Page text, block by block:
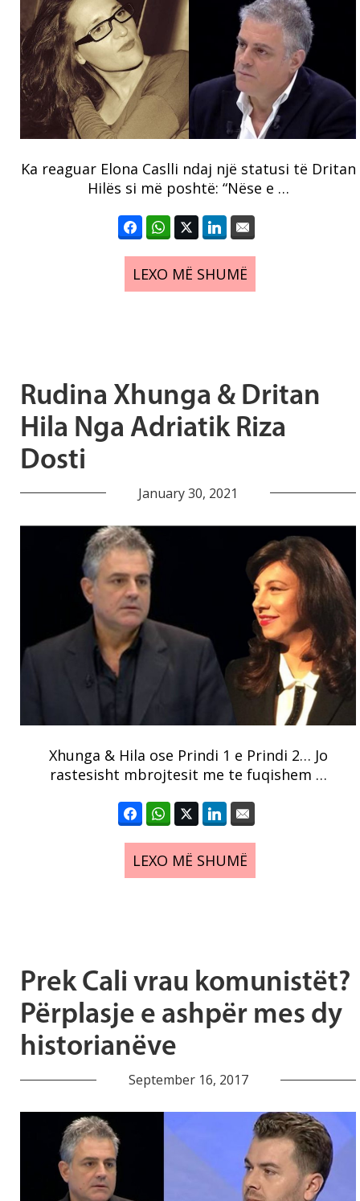
Ka reaguar Elona Caslli ndaj një statusi të Dritan
Hilës si më poshtë: “Nëse e …
LEXO MË SHUMË
Rudina Xhunga & Dritan
Hila Nga Adriatik Riza
Dosti
January 30, 2021
Xhunga & Hila ose Prindi 1 e Prindi 2… Jo
rastesisht mbrojtesit me te fuqishem …
LEXO MË SHUMË
Prek Cali vrau komunistët?
Përplasje e ashpër mes dy
historianëve
September 16, 2017